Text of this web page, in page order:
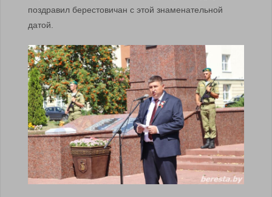
поздравил берестовичан с этой знаменательной
датой.